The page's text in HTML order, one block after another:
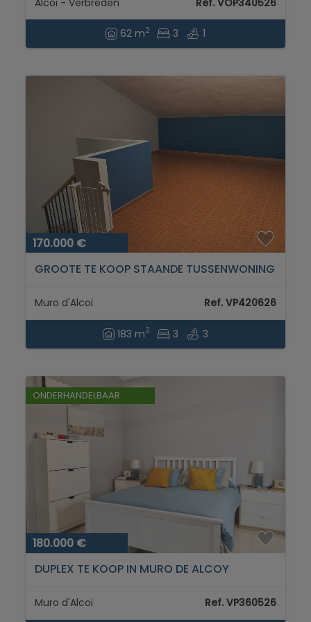
62 m2 3 1
170.000 €
GROOTE TE KOOP STAANDE TUSSENWONING
Muro d'Alcoi Ref. VP420626
183 m2 3 3
ONDERHANDELBAAR
180.000 €
DUPLEX TE KOOP IN MURO DE ALCOY
Muro d'Alcoi Ref. VP360526